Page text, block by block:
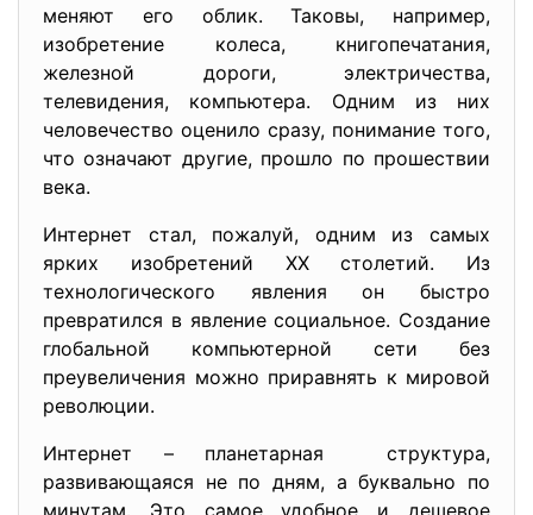
меняют его облик. Таковы, например,
изобретение колеса, книгопечатания,
железной дороги, электричества,
телевидения, компьютера. Одним из них
человечество оценило сразу, понимание того,
что означают другие, прошло по прошествии
века.
Интернет стал, пожалуй, одним из самых
ярких изобретений XX столетий. Из
технологического явления он быстро
превратился в явление социальное. Создание
глобальной компьютерной сети без
преувеличения можно приравнять к мировой
революции.
Интернет – планетарная структура,
развивающаяся не по дням, а буквально по
минутам. Это самое удобное и дешевое